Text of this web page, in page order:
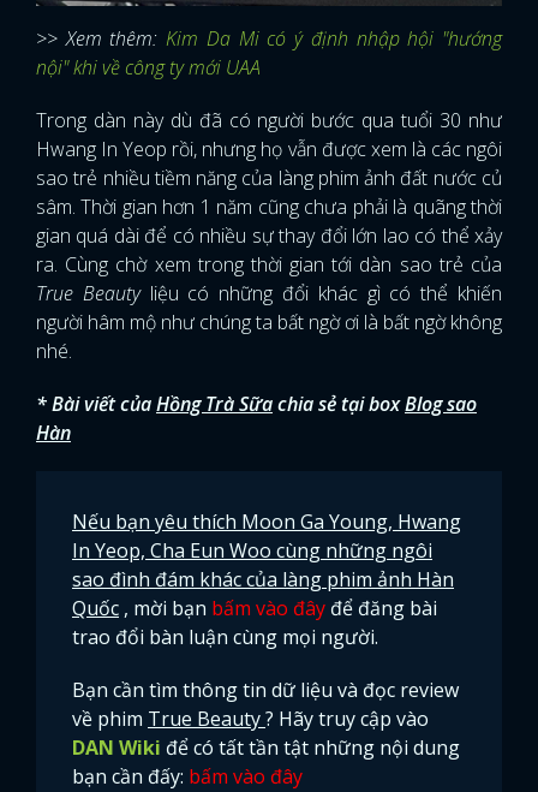
>> Xem thêm: Kim Da Mi có ý định nhập hội "hướng
nội" khi về công ty mới UAA
Trong dàn này dù đã có người bước qua tuổi 30 như
Hwang In Yeop rồi, nhưng họ vẫn được xem là các ngôi
sao trẻ nhiều tiềm năng của làng phim ảnh đất nước củ
sâm. Thời gian hơn 1 năm cũng chưa phải là quãng thời
gian quá dài để có nhiều sự thay đổi lớn lao có thể xảy
ra. Cùng chờ xem trong thời gian tới dàn sao trẻ của
True Beautyliệu có những đổi khác gì có thể khiến
người hâm mộ như chúng ta bất ngờ ơi là bất ngờ không
nhé.
* Bài viết củaHồng Trà Sữachia sẻ tại boxBlog sao
Hàn
Nếu bạn yêu thích Moon Ga Young, Hwang
In Yeop, Cha Eun Woo cùng những ngôi
sao đình đám khác của làng phim ảnh Hàn
Quốc , mời bạn bấm vào đây để đăng bài
trao đổi bàn luận cùng mọi người.
Bạn cần tìm thông tin dữ liệu và đọc review
về phim True Beauty? Hãy truy cập vào
DAN Wiki để có tất tần tật những nội dung
bạn cần đấy: bấm vào đây